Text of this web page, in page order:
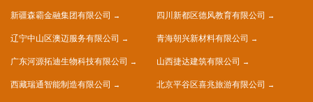
新疆森霸金融集团有限公司 四川新都区德风教育有限公司
辽宁中山区澳迈服务有限公司 青海朝兴新材料有限公司
广东河源拓迪生物科技有限公司 山西捷达建筑有限公司
西藏瑞通智能制造有限公司 北京平谷区喜兆旅游有限公司